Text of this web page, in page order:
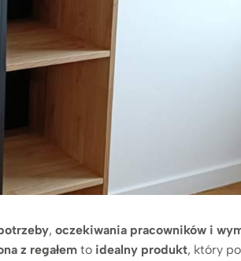
, oczekiwania pracowników i
z regałem to idealny produkt, który